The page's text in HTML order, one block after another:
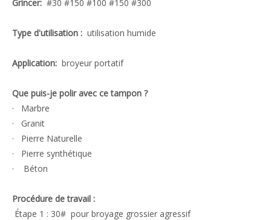
Grincer: #30 #150 #100 #150 #300
Type d'utilisation : utilisation humide
Application: broyeur portatif
Que puis-je polir avec ce tampon ?
· Marbre
· Granit
· Pierre Naturelle
· Pierre synthétique
· Béton
Procédure de travail :
Étape 1 : 30# pour broyage grossier agressif